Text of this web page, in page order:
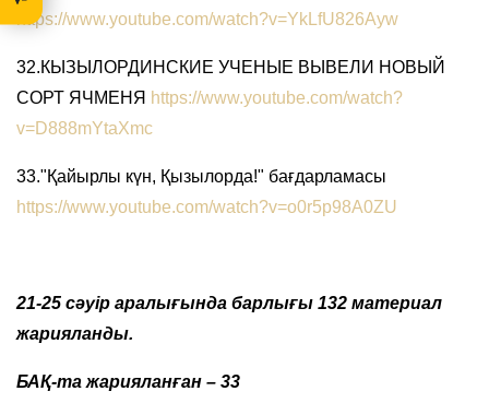
https://www.youtube.com/watch?v=YkLfU826Ayw
32.КЫЗЫЛОРДИНСКИЕ УЧЕНЫЕ ВЫВЕЛИ НОВЫЙ
СОРТ ЯЧМЕНЯ https://www.youtube.com/watch?
v=D888mYtaXmc
33."Қайырлы күн, Қызылорда!" бағдарламасы
https://www.youtube.com/watch?v=o0r5p98A0ZU
21-25 сәуір аралығында барлығы 132 материал
жарияланды.
БАҚ-та жарияланған – 33